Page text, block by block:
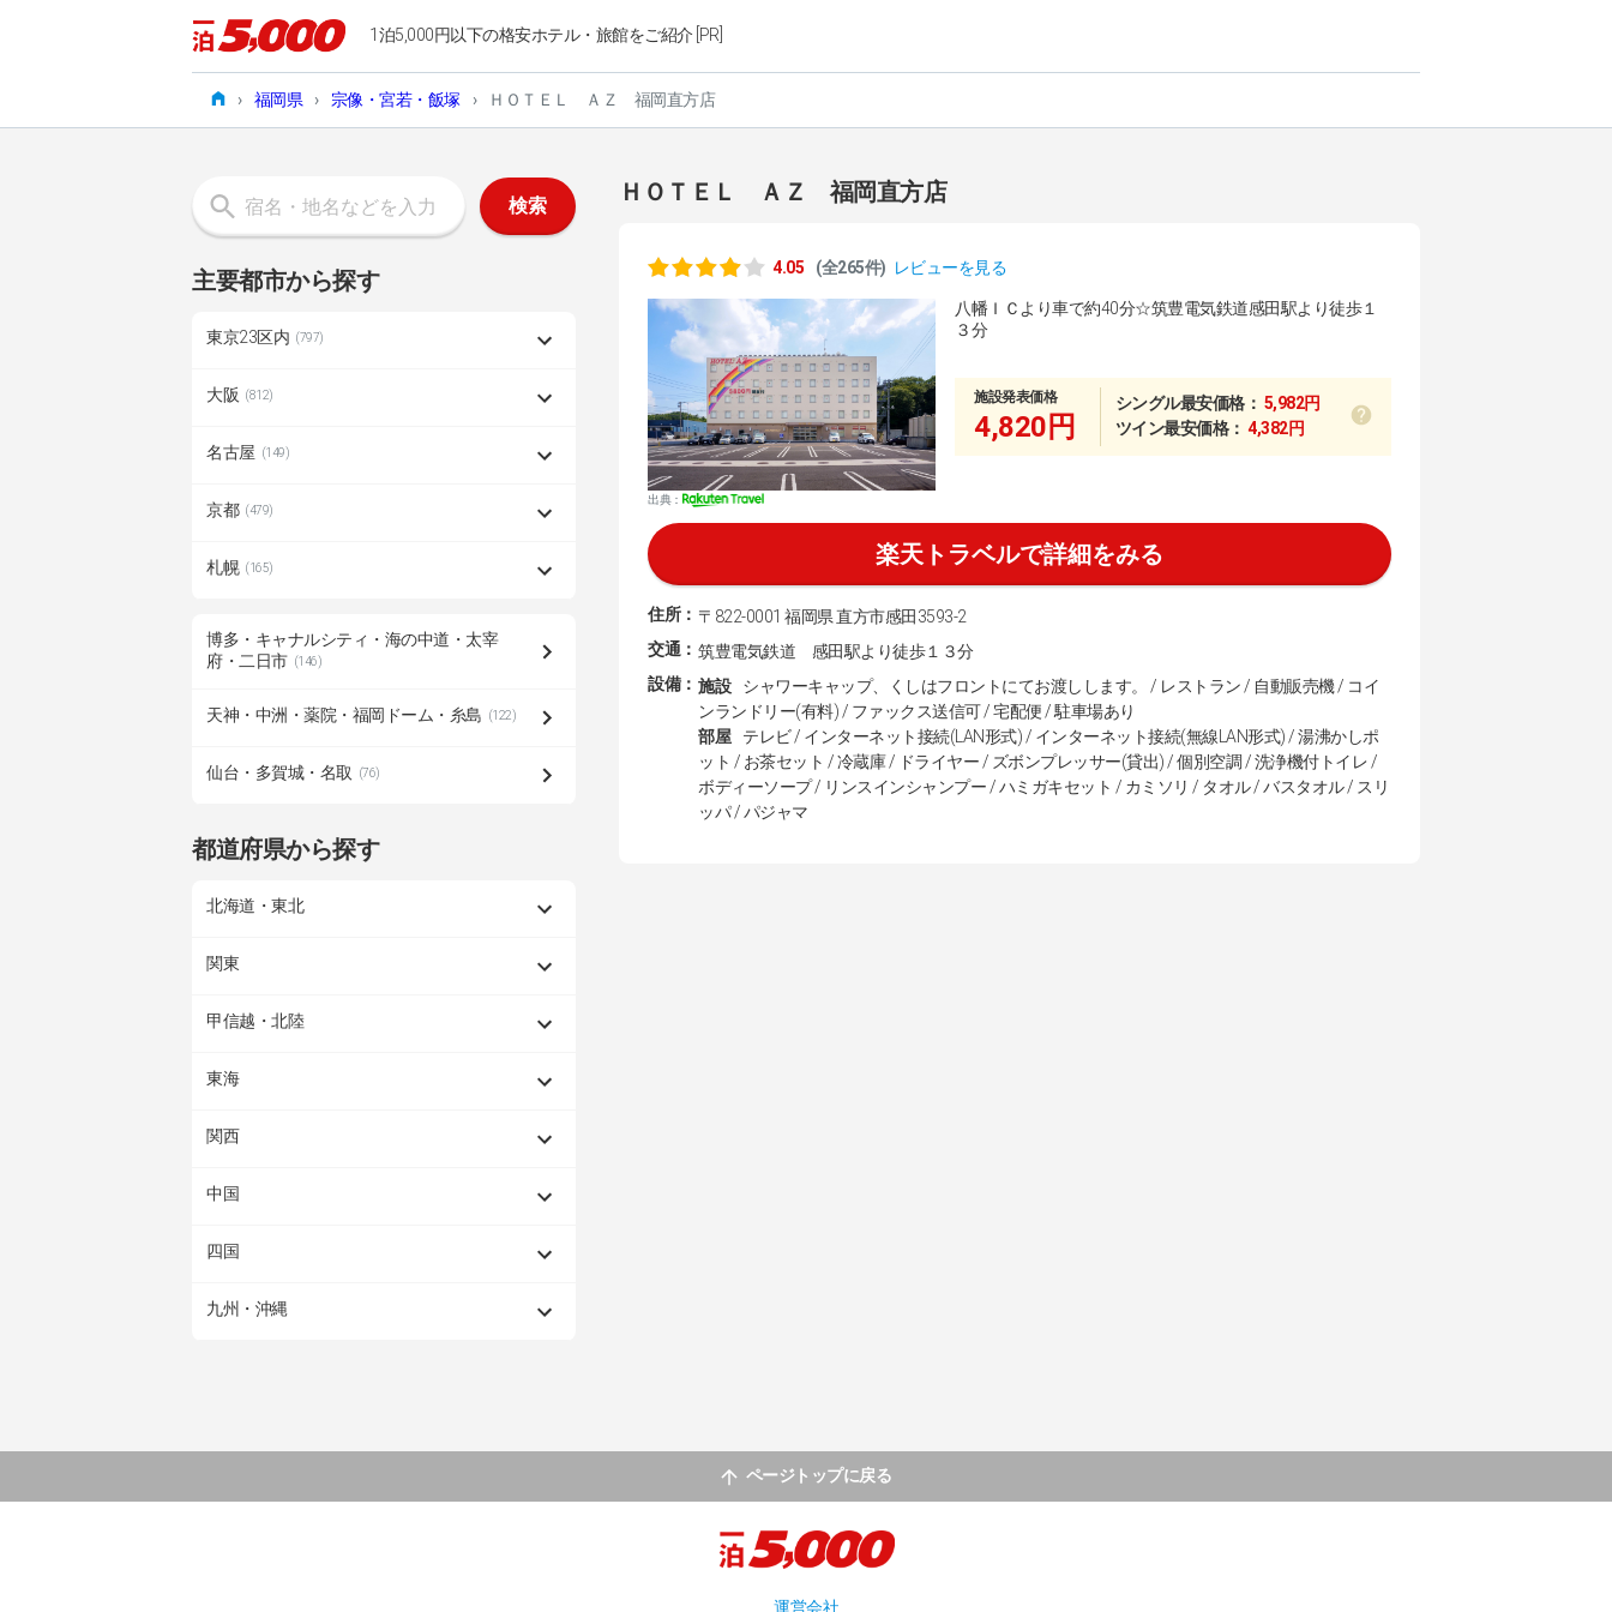
1泊5,000円以下の格安ホテル・旅館をご紹介 [PR]
› 福岡県 › 宗像・宮若・飯塚 › ＨＯＴＥＬ ＡＺ 福岡直方店
ＨＯＴＥＬ ＡＺ 福岡直方店
4.05 (全265件) レビューを見る
出典：
八幡ＩＣより車で約40分☆筑豊電気鉄道感田駅より徒歩１
３分
施設発表価格
4,820円
シングル最安価格： 5,982円
ツイン最安価格：4,382円
楽天トラベルで詳細をみる
住所： 〒822-0001 福岡県 直方市感田3593-2
交通： 筑豊電気鉄道 感田駅より徒歩１３分
設備： 施設
シャワーキャップ、くしはフロントにてお渡しします。 / レストラン / 自動販売機 / コイ
ンランドリー(有料) / ファックス送信可 / 宅配便 / 駐車場あり
部屋
テレビ / インターネット接続(LAN形式) / インターネット接続(無線LAN形式) / 湯沸かしポ
ット / お茶セット / 冷蔵庫 / ドライヤー / ズボンプレッサー(貸出) / 個別空調 / 洗浄機付トイレ /
ボディーソープ / リンスインシャンプー / ハミガキセット / カミソリ / タオル / バスタオル / スリ
ッパ / パジャマ
検索
主要都市から探す
東京23区内 (797)
大阪 (812)
名古屋 (149)
京都 (479)
札幌 (165)
博多・キャナルシティ・海の中道・太宰
府・二日市 (146)
天神・中洲・薬院・福岡ドーム・糸島 (122)
仙台・多賀城・名取 (76)
都道府県から探す
北海道・東北
関東
甲信越・北陸
東海
関西
中国
四国
九州・沖縄
ページトップに戻る
運営会社